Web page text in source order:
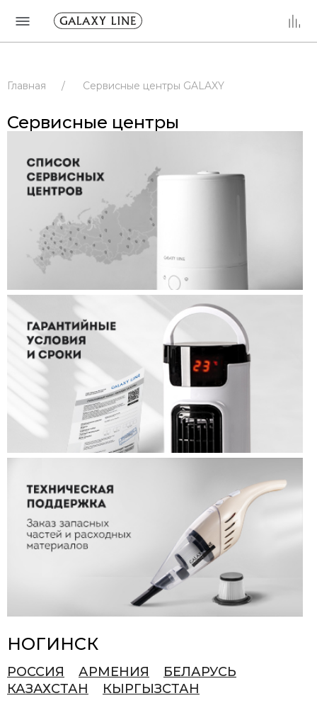
Главная / Сервисные центры GALAXY
Сервисные центры
НОГИНСК
РОССИЯ АРМЕНИЯ
БЕЛАРУСЬ
КАЗАХСТАН
КЫРГЫЗСТАН